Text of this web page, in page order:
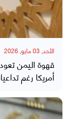
الأحد, 03 مايو, 2026
قهوة اليمن
أمريكا رغم